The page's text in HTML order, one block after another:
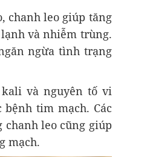
chanh leo giúp tăng
và nhiễm trùng.
ngừa tình trạng
và nguyên tố vi
tim mạch. Các
chanh leo cũng giúp
mạch.